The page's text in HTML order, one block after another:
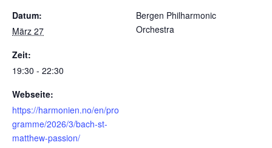
Datum:
März 27
Zeit:
19:30 - 22:30
Webseite:
https://harmonien.no/en/pro
gramme/2026/3/bach-st-
matthew-passion/
Bergen Philharmonic
Orchestra